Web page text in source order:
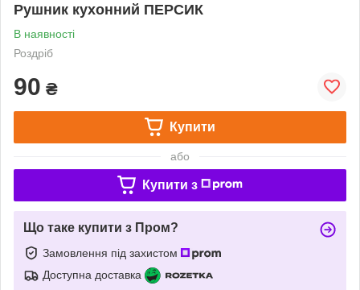
Рушник кухонний ПЕРСИК
В наявності
Роздріб
90 ₴
Купити
або
Купити з
Що таке купити з Пром?
Замовлення під захистом
Доступна доставка